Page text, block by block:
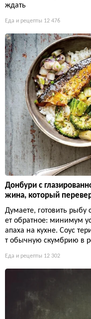
ждать
Еда и рецепты 12 476
Донбури с
жина, который
Думаете, готовить рыбу
ет обратное: минимум
апаха на кухне. Соус
т обычную скумбрию в
Еда и рецепты 12 302